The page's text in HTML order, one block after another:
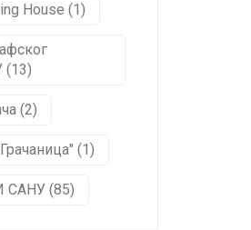
House (1)
(13)
(2)
(1)
САНУ (85)